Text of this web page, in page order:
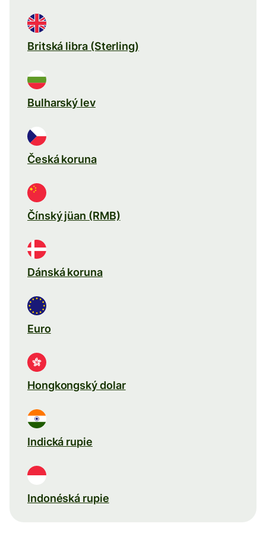
Britská libra (Sterling)
Bulharský lev
Česká koruna
Čínský jüan (RMB)
Dánská koruna
Euro
Hongkongský dolar
Indická rupie
Indonéská rupie